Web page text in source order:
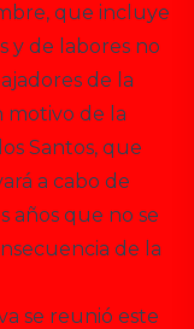
que incluye
y de labores no
de la
motivo de la
Santos, que
a cabo de
años que no se
de la
se reunió este